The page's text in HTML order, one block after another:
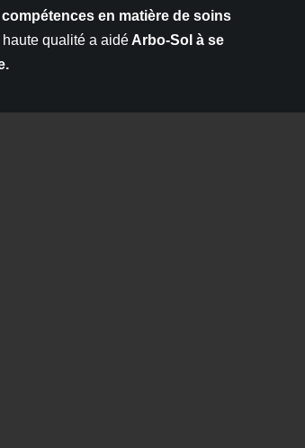
compétences en matière de soins
qualité a aidé Arbo-Sol à se